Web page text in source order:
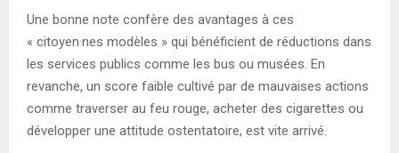
Une bonne note confère des avantages à ces
« citoyen·nes modèles » qui bénéficient de réductions dans
les services publics comme les bus ou musées. En
revanche, un score faible cultivé par de mauvaises actions
comme traverser au feu rouge, acheter des cigarettes ou
développer une attitude ostentatoire, est vite arrivé.